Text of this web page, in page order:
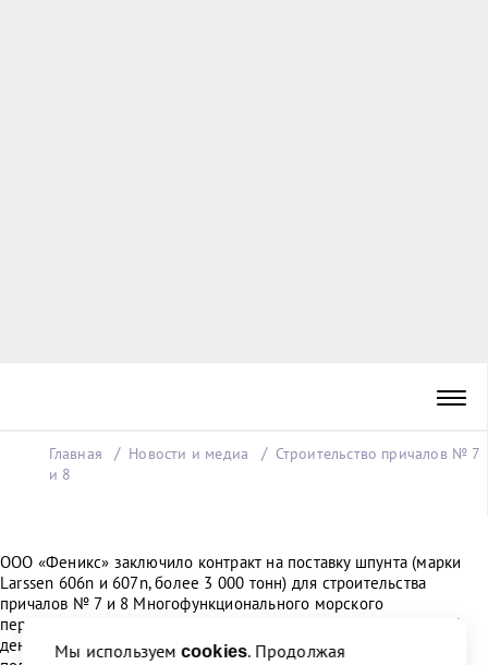
Главная Новости и медиа
Строительство причалов № 7
и 8
ООО «Феникс» заключило контракт на поставку шпунта (марки
Larssen 606n и 607n, более 3 000 тонн) для строительства
причалов № 7 и 8 Многофункционального морского
перегрузочного комплекса (ММПК) «Бронка». На сегодняшний
день 4 из 6 причальных оснований построены. Контракт
Мы используем cookies. Продолжая